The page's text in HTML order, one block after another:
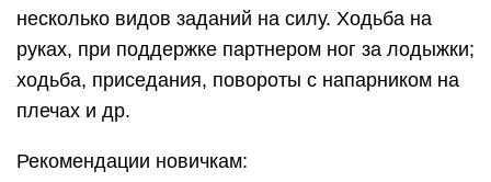
несколько видов заданий на силу. Ходьба на
руках, при поддержке партнером ног за лодыжки;
ходьба, приседания, повороты с напарником на
плечах и др.
Рекомендации новичкам: